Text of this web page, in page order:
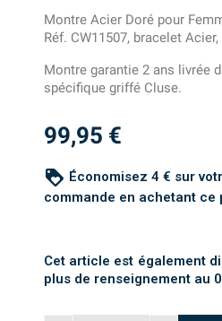
Montre Acier Doré pour
Réf. CW11507, bracelet
Montre garantie 2 ans livrée
spécifique griffé Cluse.
99,95 €
loyalty Économisez 4 € sur
commande en achetant ce
Cet article est également
plus de renseignement au